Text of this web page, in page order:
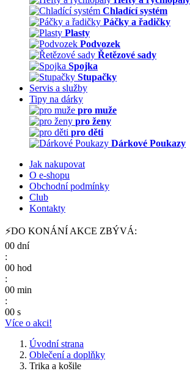
Chladící systém
Páčky a řadičky
Plasty
Podvozek
Řetězové sady
Spojka
Stupačky
Servis a služby
Tipy na dárky
pro muže
pro ženy
pro děti
Dárkové Poukazy
Jak nakupovat
O e-shopu
Obchodní podmínky
Club
Kontakty
⚡DO KONÁNÍ AKCE ZBÝVÁ:
00 dní
:
00 hod
:
00 min
:
00 s
Více o akci!
Úvodní strana
Oblečení a doplňky
Trika a košile